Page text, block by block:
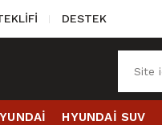
DESTEK
HYUNDAİ SUV